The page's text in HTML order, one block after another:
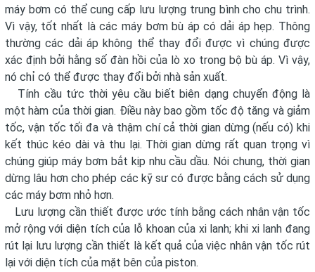
máy bơm có thể cung cấp lưu lượng trung bình cho chu trình.
Vì vậy, tốt nhất là các máy bơm bù áp có dải áp hẹp. Thông
thường các dải áp không thể thay đổi được vì chúng được
xác định bởi hằng số đàn hồi của lò xo trong bộ bù áp. Vì vậy,
nó chỉ có thể được thay đổi bởi nhà sản xuất.
Tính cầu tức thời yêu cầu biết biên dạng chuyển động là
một hàm của thời gian. Điều này bao gồm tốc độ tăng và giảm
tốc, vận tốc tối đa và thậm chí cả thời gian dừng (nếu có) khi
kết thúc kéo dài và thu lại. Thời gian dừng rất quan trọng vì
chúng giúp máy bơm bắt kịp nhu cầu dầu. Nói chung, thời gian
dừng lâu hơn cho phép các kỹ sư có được bằng cách sử dụng
các máy bơm nhỏ hơn.
Lưu lượng cần thiết được ước tính bằng cách nhân vận tốc
mở rộng với diện tích của lỗ khoan của xi lanh; khi xi lanh đang
rút lại lưu lượng cần thiết là kết quả của việc nhân vận tốc rút
lại với diện tích của mặt bên của piston.